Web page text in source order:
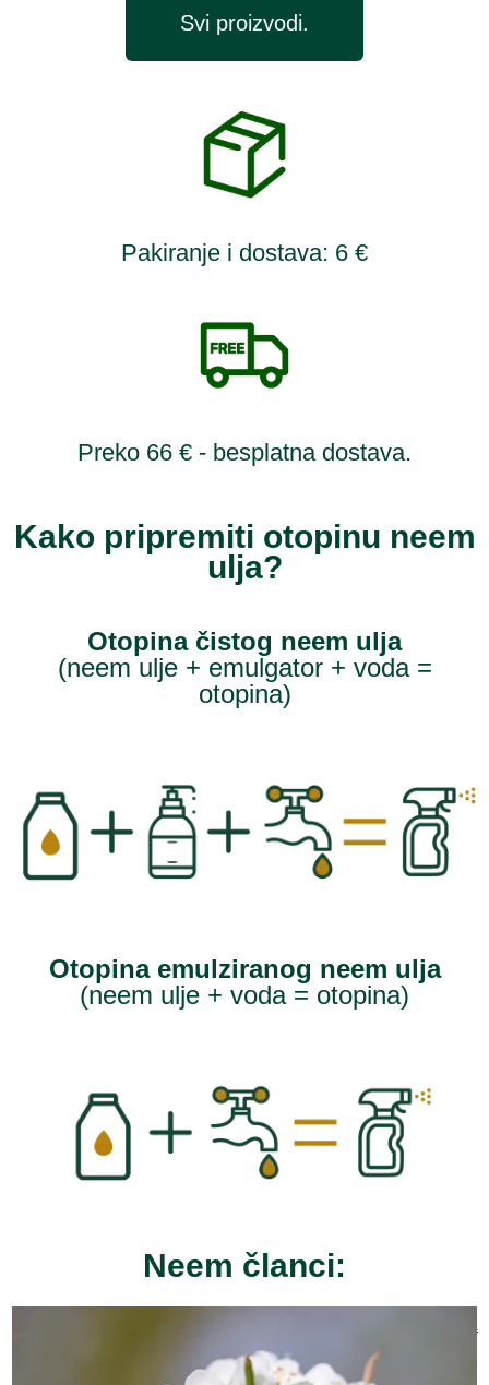
Svi proizvodi.
Pakiranje i dostava: 6 €
Preko 66 € - besplatna dostava.
Kako pripremiti otopinu neem
ulja?
Otopina čistog neem ulja
(neem ulje + emulgator + voda =
otopina)
Otopina emulziranog neem ulja
(neem ulje + voda = otopina)
Neem članci: